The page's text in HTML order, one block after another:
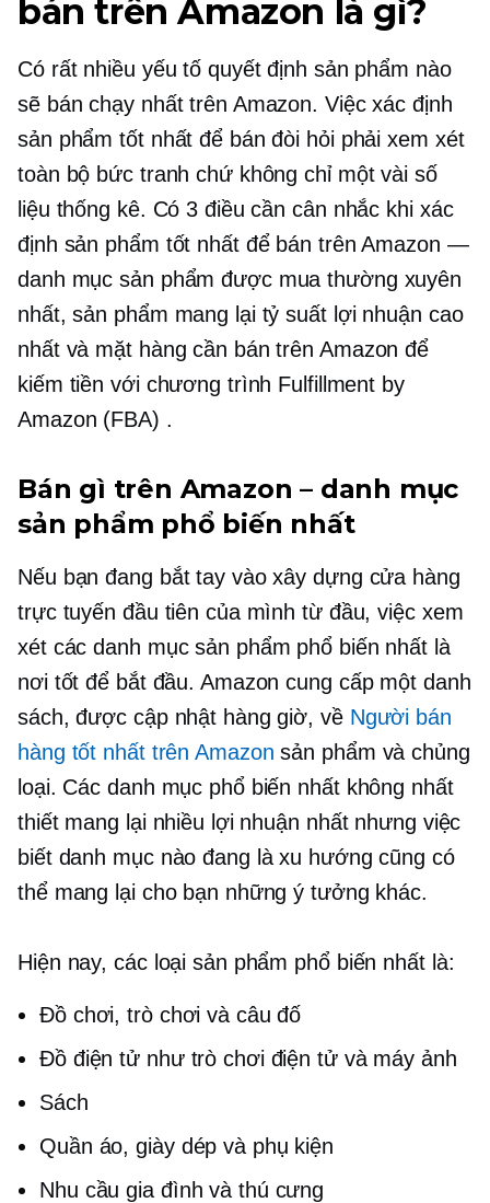
bán trên Amazon là gì?
Có rất nhiều yếu tố quyết định sản phẩm nào
sẽ bán chạy nhất trên Amazon. Việc xác định
sản phẩm tốt nhất để bán đòi hỏi phải xem xét
toàn bộ bức tranh chứ không chỉ một vài số
liệu thống kê. Có 3 điều cần cân nhắc khi xác
định sản phẩm tốt nhất để bán trên Amazon —
danh mục sản phẩm được mua thường xuyên
nhất, sản phẩm mang lại tỷ suất lợi nhuận cao
nhất và mặt hàng cần bán trên Amazon để
kiếm tiền với chương trình Fulfillment by
Amazon (FBA) .
Bán gì trên Amazon – danh mục
sản phẩm phổ biến nhất
Nếu bạn đang bắt tay vào xây dựng cửa hàng
trực tuyến đầu tiên của mình từ đầu, việc xem
xét các danh mục sản phẩm phổ biến nhất là
nơi tốt để bắt đầu. Amazon cung cấp một danh
sách, được cập nhật hàng giờ, về Người bán
hàng tốt nhất trên Amazon sản phẩm và chủng
loại. Các danh mục phổ biến nhất không nhất
thiết mang lại nhiều lợi nhuận nhất nhưng việc
biết danh mục nào đang là xu hướng cũng có
thể mang lại cho bạn những ý tưởng khác.
Hiện nay, các loại sản phẩm phổ biến nhất là:
Đồ chơi, trò chơi và câu đố
Đồ điện tử như trò chơi điện tử và máy ảnh
Sách
Quần áo, giày dép và phụ kiện
Nhu cầu gia đình và thú cưng